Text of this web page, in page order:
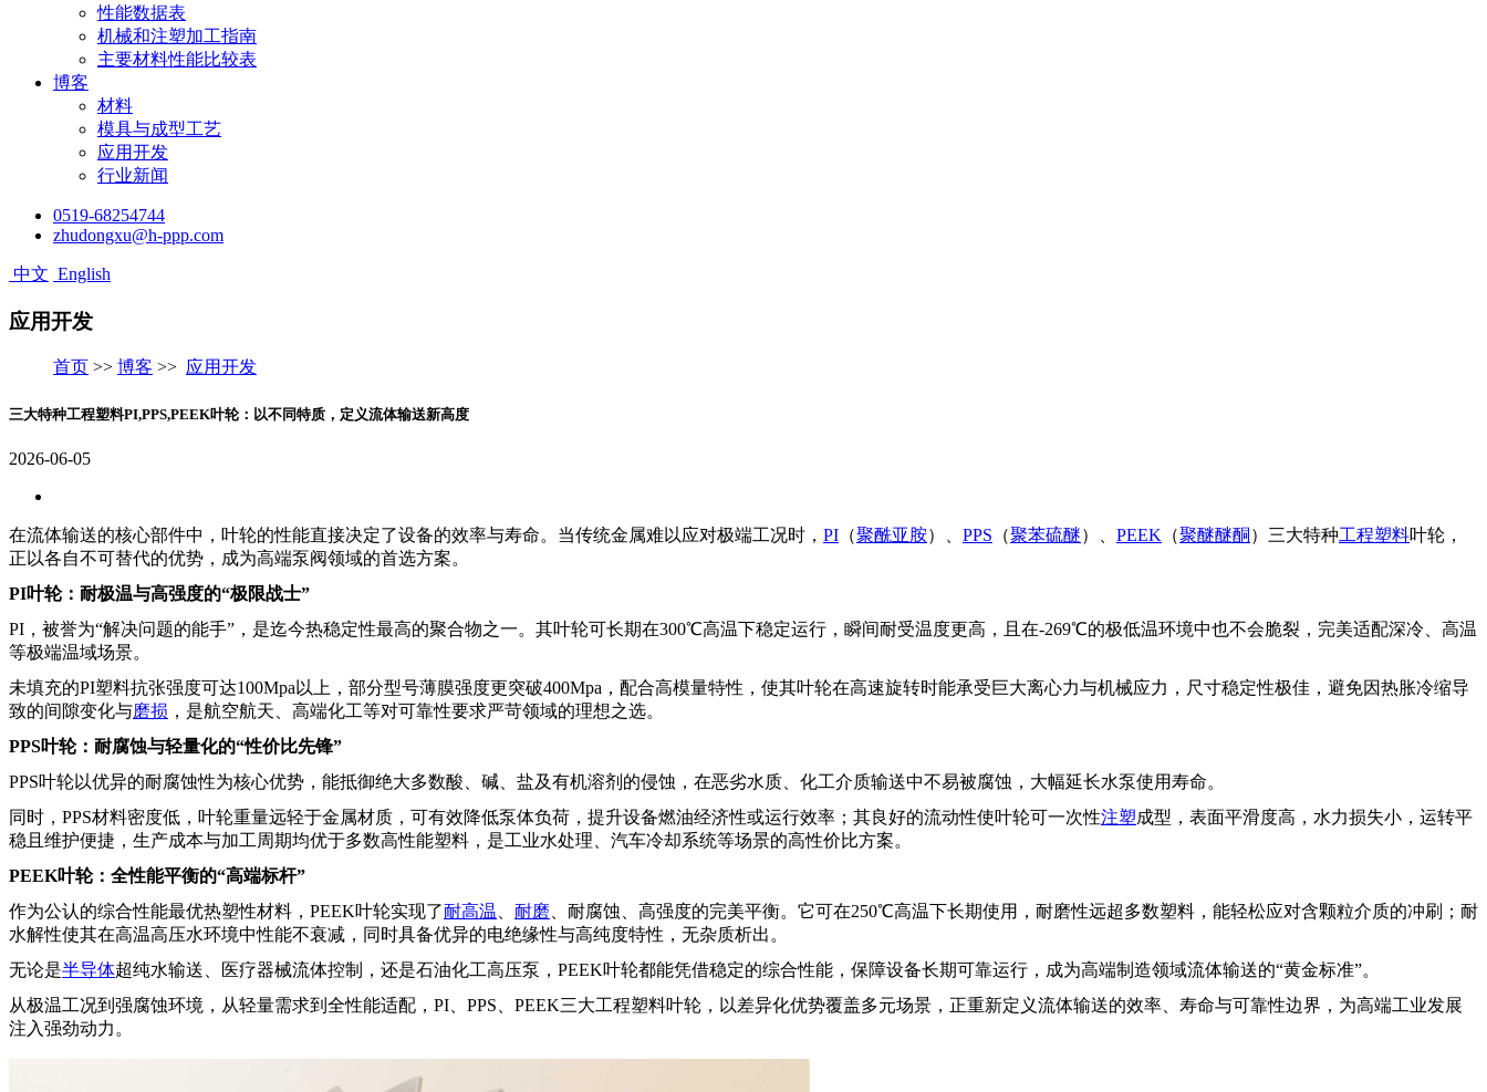
性能数据表
机械和注塑加工指南
主要材料性能比较表
博客
材料
模具与成型工艺
应用开发
行业新闻
0519-68254744
zhudongxu@h-ppp.com
中文 English
应用开发
首页 >> 博客 >> 应用开发
三大特种工程塑料PI,PPS,PEEK叶轮：以不同特质，定义流体输送新高度
2026-06-05
在流体输送的核心部件中，叶轮的性能直接决定了设备的效率与寿命。当传统金属难以应对极端工况时， PI （聚酰亚胺）、 PPS （聚苯硫醚）、 PEEK （聚醚醚酮 ）三大特种工程塑料叶轮，
正以各自不可替代的优势，成为高端泵阀领域的首选方案。
PI叶轮：耐极温与高强度的“极限战士”
PI，被誉为“解决问题的能手”，是迄今热稳定性最高的聚合物之一。其叶轮可长期在300℃高温下稳定运行，瞬间耐受温度更高，且在-269℃的极低温环境中也不会脆裂，完美适配深冷、高温
等极端温域场景。
未填充的PI塑料抗张强度可达100Mpa以上，部分型号薄膜强度更突破400Mpa，配合高模量特性，使其叶轮在高速旋转时能承受巨大离心力与机械应力，尺寸稳定性极佳，避免因热胀冷缩导
致的间隙变化与磨损 ，是航空航天、高端化工等对可靠性要求严苛领域的理想之选。
PPS叶轮：耐腐蚀与轻量化的“性价比先锋”
PPS叶轮以优异的耐腐蚀性为核心优势，能抵御绝大多数酸、碱、盐及有机溶剂的侵蚀，在恶劣水质、化工介质输送中不易被腐蚀，大幅延长水泵使用寿命。
同时， PPS材料密度低，叶轮重量远轻于金属材质，可有效降低泵体负荷，提升设备燃油经济性或运行效率；其良好的流动性使叶轮可一次性注塑成型，表面平滑度高，水力损失小，运转平
稳且维护便捷，生产成本与加工周期均优于多数高性能塑料，是工业水处理、汽车冷却系统等场景的高性价比方案。
PEEK叶轮：全性能平衡的“高端标杆”
作为公认的综合性能最优热塑性材料， PEEK叶轮实现了耐高温 耐磨 、耐腐蚀、高强度的完美平衡。它可在250℃高温下长期使用，耐磨性远超多数塑料，能轻松应对含颗粒介质的冲刷；耐
水解性使其在高温高压水环境中性能不衰减，同时具备优异的电绝缘性与高纯度特性，无杂质析出。
无论是半导体超纯水输送、医疗器械流体控制，还是石油化工高压泵， PEEK叶轮都能凭借稳定的综合性能，保障设备长期可靠运行，成为高端制造领域流体输送的“黄金标准”。
从极温工况到强腐蚀环境，从轻量需求到全性能适配， PI、PPS、PEEK三大工程塑料叶轮，以差异化优势覆盖多元场景，正重新定义流体输送的效率、寿命与可靠性边界，为高端工业发展
注入强劲动力。